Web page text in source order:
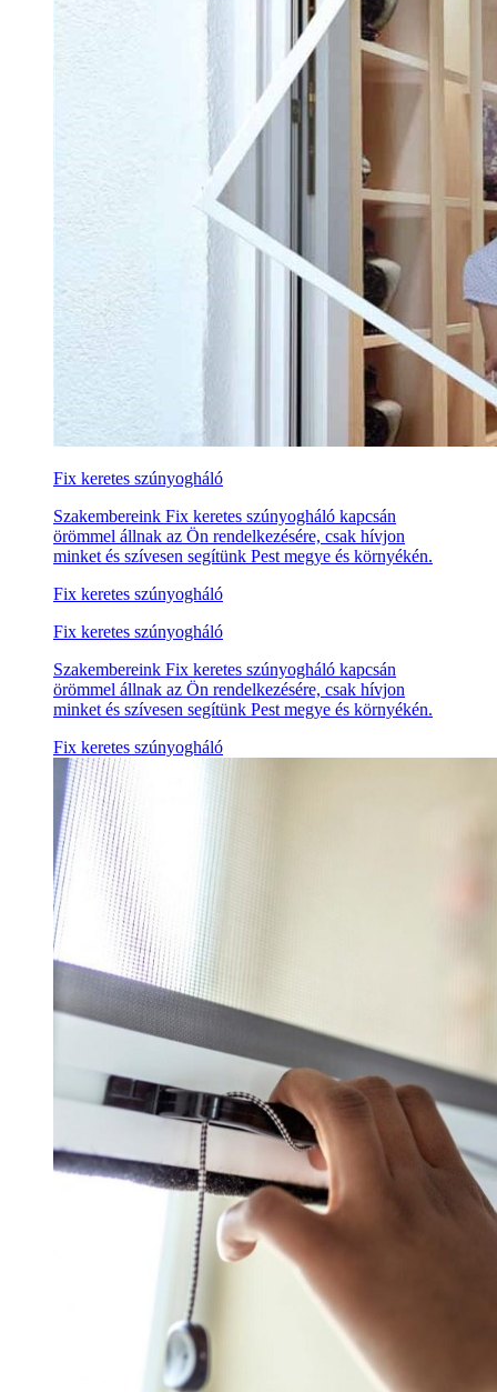
Fix keretes szúnyogháló
Szakembereink Fix keretes szúnyogháló kapcsán
örömmel állnak az Ön rendelkezésére, csak hívjon
minket és szívesen segítünk Pest megye és környékén.
Fix keretes szúnyogháló
Fix keretes szúnyogháló
Szakembereink Fix keretes szúnyogháló kapcsán
örömmel állnak az Ön rendelkezésére, csak hívjon
minket és szívesen segítünk Pest megye és környékén.
Fix keretes szúnyogháló